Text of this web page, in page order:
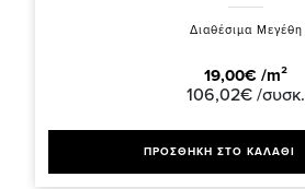
Διαθέσιμα Μεγέθη
19,00€ /m²
106,02€ /συσκ.
ΠΡΟΣΘΗΚΗ ΣΤΟ ΚΑΛΑΘΙ